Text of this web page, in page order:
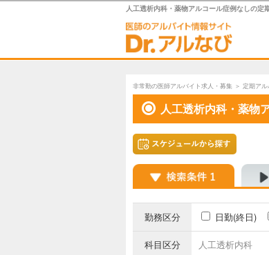
人工透析内科・薬物アルコール症例なしの定
非常勤の医師アルバイト求人・募集 ＞ 定期ア
人工透析内科・薬物
勤務区分 日勤(終日)
科目区分 人工透析内科